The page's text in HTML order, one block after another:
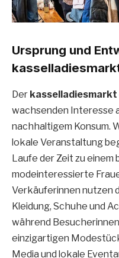
Ursprung und
Der kasselladiesmarkt
wachsenden Interesse
nachhaltigem Konsum.
lokale Veranstaltung
Laufe der Zeit zu
modeinteressierte
Verkäuferinnen nutzen
Kleidung, Schuhe und
während
einzigartigen
Media und lokale